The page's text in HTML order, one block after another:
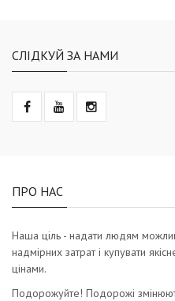
СЛІДКУЙ ЗА НАМИ
ПРО НАС
Наша ціль - надати людям
надмірних затрат і купувати
цінами.
Подорожуйте! Подорожі